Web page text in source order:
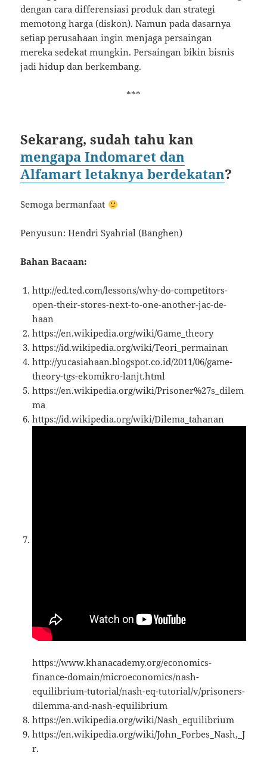
dengan cara differensiasi produk dan strategi
memotong harga (diskon). Namun pada dasarnya
setiap perusahaan ingin menjaga persaingan
mereka sedekat mungkin. Persaingan bikin bisnis
jadi hidup dan berkembang.
***
Sekarang, sudah tahu kan
mengapa Indomaret dan
Alfamart letaknya berdekatan?
Semoga bermanfaat
Penyusun: Hendri Syahrial (Banghen)
Bahan Bacaan:
http://ed.ted.com/lessons/why-do-competitors-
open-their-stores-next-to-one-another-jac-de-
haan
https://en.wikipedia.org/wiki/Game_theory
https://id.wikipedia.org/wiki/Teori_permainan
http://yucasiahaan.blogspot.co.id/2011/06/game-
theory-tgs-ekomikro-lanjt.html
https://en.wikipedia.org/wiki/Prisoner%27s_dilem
ma
https://id.wikipedia.org/wiki/Dilema_tahanan
https://www.khanacademy.org/economics-
finance-domain/microeconomics/nash-
equilibrium-tutorial/nash-eq-tutorial/v/prisoners-
dilemma-and-nash-equilibrium
https://en.wikipedia.org/wiki/Nash_equilibrium
https://en.wikipedia.org/wiki/John_Forbes_Nash,_J
r.